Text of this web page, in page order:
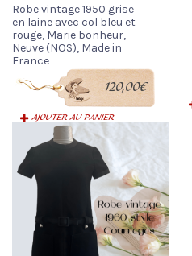
Robe vintage 1950 grise
en laine avec col bleu et
rouge, Marie bonheur,
Neuve (NOS), Made in
France
120,00€
AJOUTER AU PANIER